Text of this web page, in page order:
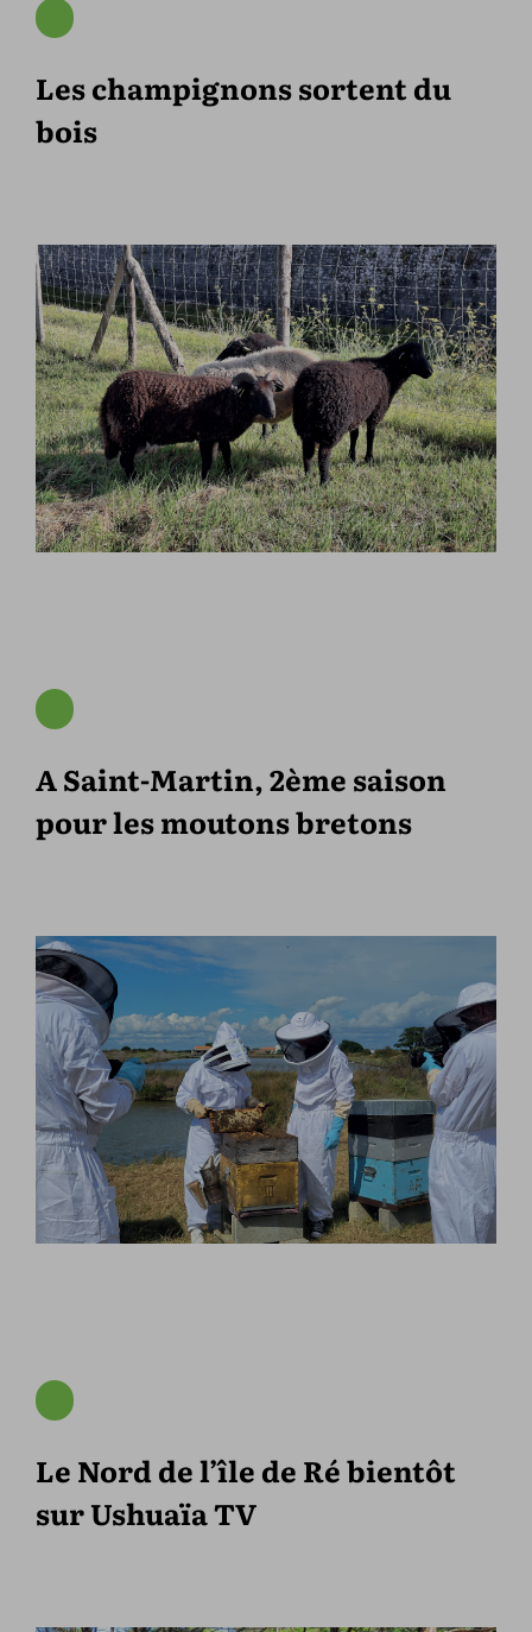
Les champignons sortent du
bois
A Saint-Martin, 2ème saison
pour les moutons bretons
Le Nord de l’île de Ré bientôt
sur Ushuaïa TV